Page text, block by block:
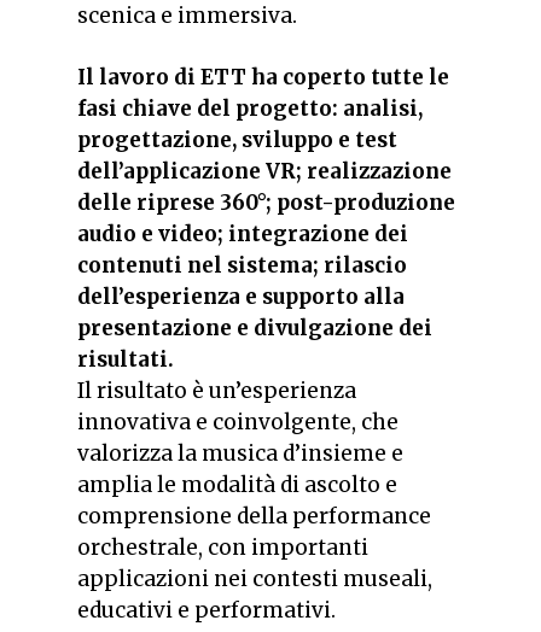
scenica e immersiva.
Il lavoro di ETT ha coperto tutte le
fasi chiave del progetto: analisi,
progettazione, sviluppo e test
dell’applicazione VR; realizzazione
delle riprese 360°; post-produzione
audio e video; integrazione dei
contenuti nel sistema; rilascio
dell’esperienza e supporto alla
presentazione e divulgazione dei
risultati.
Il risultato è un’esperienza
innovativa e coinvolgente, che
valorizza la musica d’insieme e
amplia le modalità di ascolto e
comprensione della performance
orchestrale, con importanti
applicazioni nei contesti museali,
educativi e performativi.